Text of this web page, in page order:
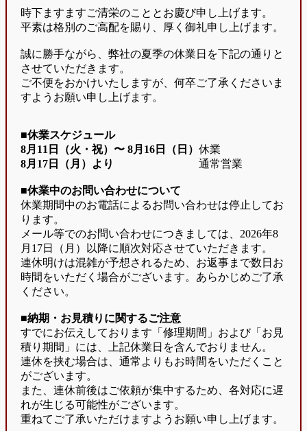
時下ますますご清栄のこととお慶び申し上げます。
平素は格別のご高配を賜り、厚く御礼申し上げます。
誠に勝手ながら、弊社の夏季の休業日を下記の通りと
させていただきます。
ご不便をおかけいたしますが、何卒ご了承くださいま
すようお願い申し上げます。
■休業スケジュール
8月11日（火・祝）〜 8月16日（日） 休業
8月17日（月）より
通常営業
■休業中のお問い合わせについて
休業期間中のお電話によるお問い合わせは停止してお
ります。
メール等でのお問い合わせにつきましては、2026年8
月17日（月）以降に順次対応させていただきます。
連休明けは混雑が予想されるため、お返事まで数日お
時間をいただく場合がございます。あらかじめご了承
ください。
■納期・お見積りに関するご注意
すでにお伝えしております「修理期間」および「お見
積り期間」には、上記休業日を含んでおりません。
連休を挟む場合は、通常よりもお時間をいただくこと
がございます。
また、連休前後はご依頼が集中するため、各対応に遅
れが生じる可能性がございます。
重ねてご了承いただけますようお願い申し上げます。